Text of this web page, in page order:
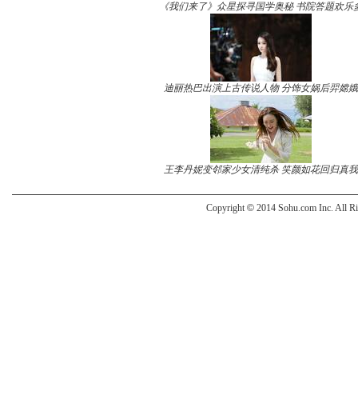
《我们来了》众星探寻国学奥秘 书院答题欢乐
迪丽热巴出演上古传说人物 分饰女娲后羿嫦娥
王李丹妮变邻家少女清纯杀 笑颜如花回归真我
Copyright © 2014 Sohu.com Inc. All